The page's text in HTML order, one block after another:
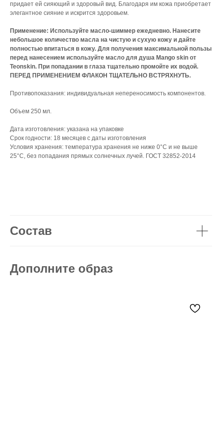
придает ей сияющий и здоровый вид. Благодаря им кожа приобретает
элегантное сияние и искрится здоровьем.
Применение: Используйте масло-шиммер ежедневно. Нанесите
небольшое количество масла на чистую и сухую кожу и дайте
полностью впитаться в кожу. Для получения максимальной пользы
перед нанесением используйте масло для душа Mango skin от
Teonskin. При попадании в глаза тщательно промойте их водой.
ПЕРЕД ПРИМЕНЕНИЕМ ФЛАКОН ТЩАТЕЛЬНО ВСТРЯХНУТЬ.
Противопоказания: индивидуальная непереносимость компонентов.
Объем 250 мл.
Дата изготовления: указана на упаковке
Срок годности: 18 месяцев с даты изготовления
Условия хранения: температура хранения не ниже 0°С и не выше
25°С, без попадания прямых солнечных лучей. ГОСТ 32852-2014
Состав
Дополните образ